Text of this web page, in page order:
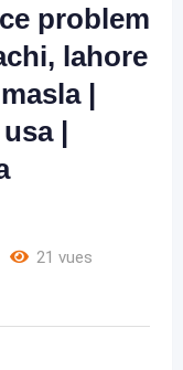
problem
lahore
|
|
21 vues